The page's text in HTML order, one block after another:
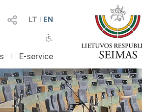
LT I EN
I E-service